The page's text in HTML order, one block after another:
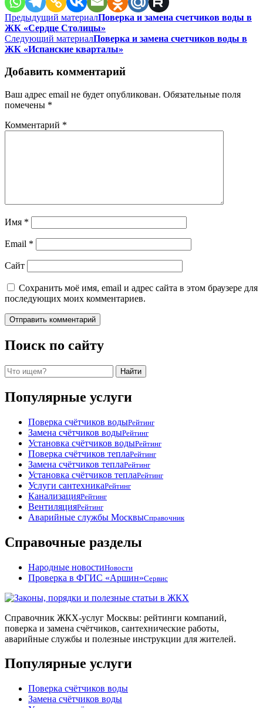
Навигация
по
записям
Предыдущий материалПоверка и замена счетчиков воды в
ЖК «Сердце Столицы»
Следующий материалПоверка и замена счетчиков воды в
ЖК «Испанские кварталы»
Добавить комментарий
Ваш адрес email не будет опубликован. Обязательные поля
помечены *
Комментарий *
Имя *
Email *
Сайт
Сохранить моё имя, email и адрес сайта в этом браузере для
последующих моих комментариев.
Поиск по сайту
Поиск Найти
Популярные услуги
Поверка счётчиков водыРейтинг
Замена счётчиков водыРейтинг
Установка счётчиков водыРейтинг
Поверка счётчиков теплаРейтинг
Замена счётчиков теплаРейтинг
Установка счётчиков теплаРейтинг
Услуги сантехникаРейтинг
КанализацияРейтинг
ВентиляцияРейтинг
Аварийные службы МосквыСправочник
Справочные разделы
Народные новостиНовости
Проверка в ФГИС «Аршин»Сервис
Справочник ЖКХ-услуг Москвы: рейтинги компаний,
поверка и замена счётчиков, сантехнические работы,
аварийные службы и полезные инструкции для жителей.
Популярные услуги
Поверка счётчиков воды
Замена счётчиков воды